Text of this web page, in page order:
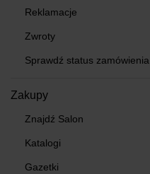
Reklamacje
Zwroty
Sprawdź status zamówienia
Zakupy
Znajdź Salon
Katalogi
Gazetki